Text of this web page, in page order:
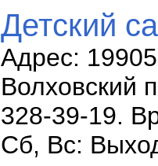
Детский
Адрес:
Волховский
328-39-19.
Сб, Вс: